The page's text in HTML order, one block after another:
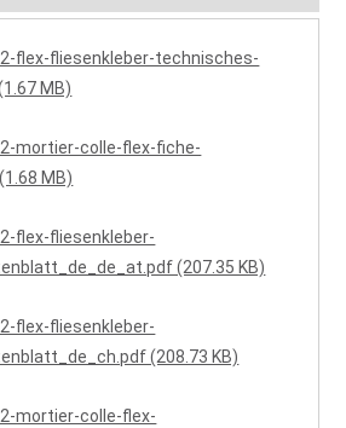
flex-fliesenkleber-technisches-
MB)
mortier-colle-flex-fiche-
MB)
flex-fliesenkleber-
(207.35 KB)
flex-fliesenkleber-
(208.73 KB)
mortier-colle-flex-